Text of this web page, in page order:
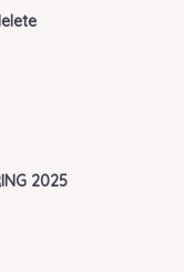
2025